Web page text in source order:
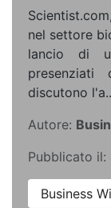
nel settore
lancio di
discutono
Autore:
Pubblicato il:
Business